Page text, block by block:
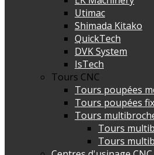
Utimac
Shimada Kitako
QuickTech
DVK System
IsTech
Tours CNC
Tours poupées
Tours poupées
Tours
Tours
Tours